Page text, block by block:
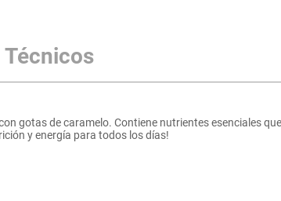
Técnicos
gotas de caramelo. Contiene nutrientes esenciales que
y energía para todos los días!